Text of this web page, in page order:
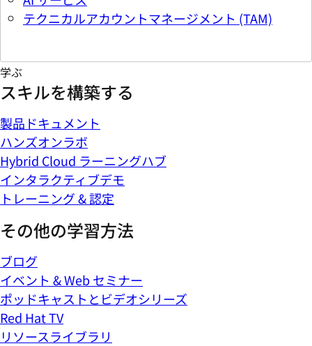
テクニカルアカウントマネージメント (TAM)
学ぶ
スキルを構築する
製品ドキュメント
ハンズオンラボ
Hybrid Cloud ラーニングハブ
インタラクティブデモ
トレーニング & 認定
その他の学習方法
ブログ
イベント & Web セミナー
ポッドキャストとビデオシリーズ
Red Hat TV
リソースライブラリ